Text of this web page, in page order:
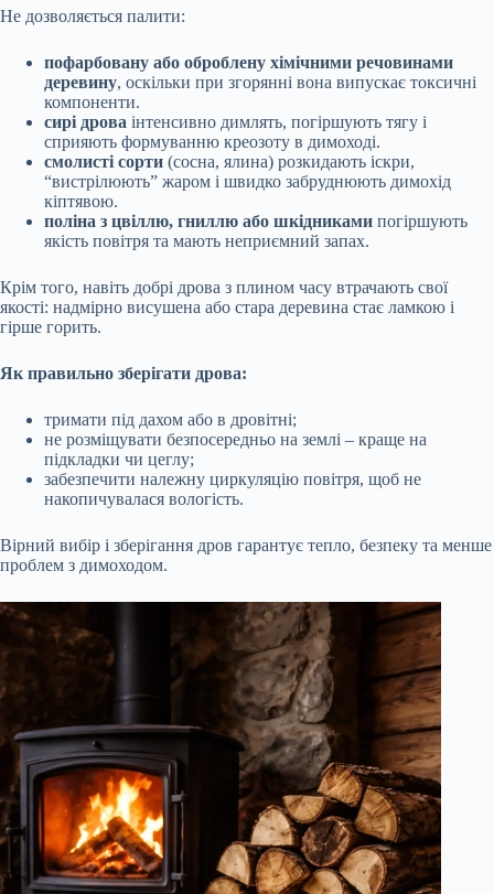
Не дозволяється палити:
пофарбовану або оброблену хімічними речовинами
деревину, оскільки при згорянні вона випускає токсичні
компоненти.
сирі дрова інтенсивно димлять, погіршують тягу і
сприяють формуванню креозоту в димоході.
смолисті сорти (сосна, ялина) розкидають іскри,
“вистрілюють” жаром і швидко забруднюють димохід
кіптявою.
поліна з цвіллю, гниллю або шкідниками погіршують
якість повітря та мають неприємний запах.
Крім того, навіть добрі дрова з плином часу втрачають свої
якості: надмірно висушена або стара деревина стає ламкою і
гірше горить.
Як правильно зберігати дрова:
тримати під дахом або в дровітні;
не розміщувати безпосередньо на землі – краще на
підкладки чи цеглу;
забезпечити належну циркуляцію повітря, щоб не
накопичувалася вологість.
Вірний вибір і зберігання дров гарантує тепло, безпеку та менше
проблем з димоходом.